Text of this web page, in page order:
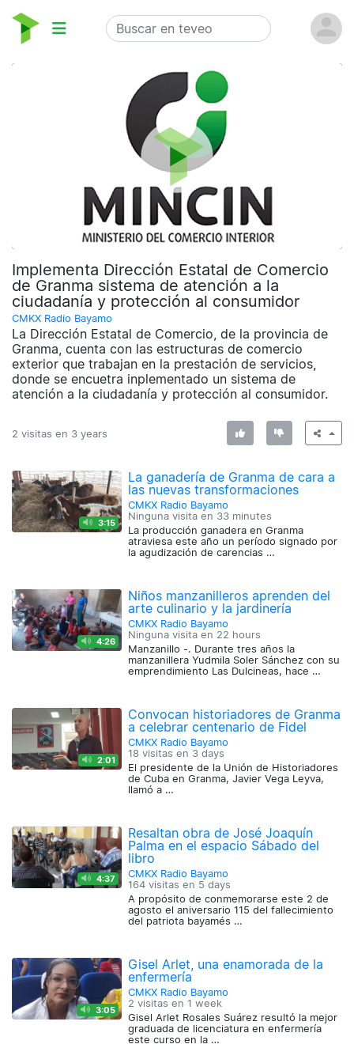
Implementa Dirección Estatal de Comercio
de Granma sistema de atención a la
ciudadanía y protección al consumidor
CMKX Radio Bayamo
La Dirección Estatal de Comercio, de la provincia de
Granma, cuenta con las estructuras de comercio
exterior que trabajan en la prestación de servicios,
donde se encuetra inplementado un sistema de
atención a la ciudadanía y protección al consumidor.
2 visitas en 3 years
3:15
La ganadería de Granma de cara a
las nuevas transformaciones
CMKX Radio Bayamo
Ninguna visita en 33 minutes
La producción ganadera en Granma
atraviesa este año un período signado por
la agudización de carencias …
4:26
Niños manzanilleros aprenden del
arte culinario y la jardinería
CMKX Radio Bayamo
Ninguna visita en 22 hours
Manzanillo -. Durante tres años la
manzanillera Yudmila Soler Sánchez con su
emprendimiento Las Dulcineas, hace …
2:01
Convocan historiadores de Granma
a celebrar centenario de Fidel
CMKX Radio Bayamo
18 visitas en 3 days
El presidente de la Unión de Historiadores
de Cuba en Granma, Javier Vega Leyva,
llamó a …
4:37
Resaltan obra de José Joaquín
Palma en el espacio Sábado del
libro
CMKX Radio Bayamo
164 visitas en 5 days
A propósito de conmemorarse este 2 de
agosto el aniversario 115 del fallecimiento
del patriota bayamés …
3:05
Gisel Arlet, una enamorada de la
enfermería
CMKX Radio Bayamo
2 visitas en 1 week
Gisel Arlet Rosales Suárez resultó la mejor
graduada de licenciatura en enfermería
este curso en la …